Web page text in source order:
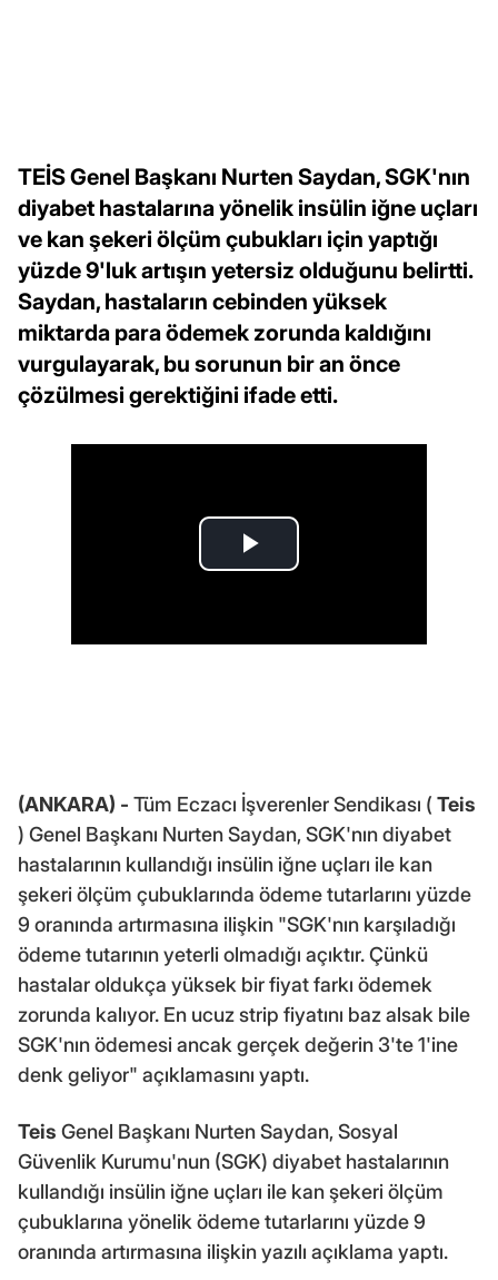
TEİS Genel Başkanı Nurten Saydan, SGK'nın
diyabet hastalarına yönelik insülin iğne uçları
ve kan şekeri ölçüm çubukları için yaptığı
yüzde 9'luk artışın yetersiz olduğunu belirtti.
Saydan, hastaların cebinden yüksek
miktarda para ödemek zorunda kaldığını
vurgulayarak, bu sorunun bir an önce
çözülmesi gerektiğini ifade etti.
(ANKARA) - Tüm Eczacı İşverenler Sendikası ( Teis
) Genel Başkanı Nurten Saydan, SGK'nın diyabet
hastalarının kullandığı insülin iğne uçları ile kan
şekeri ölçüm çubuklarında ödeme tutarlarını yüzde
9 oranında artırmasına ilişkin "SGK'nın karşıladığı
ödeme tutarının yeterli olmadığı açıktır. Çünkü
hastalar oldukça yüksek bir fiyat farkı ödemek
zorunda kalıyor. En ucuz strip fiyatını baz alsak bile
SGK'nın ödemesi ancak gerçek değerin 3'te 1'ine
denk geliyor" açıklamasını yaptı.
Teis Genel Başkanı Nurten Saydan, Sosyal
Güvenlik Kurumu'nun (SGK) diyabet hastalarının
kullandığı insülin iğne uçları ile kan şekeri ölçüm
çubuklarına yönelik ödeme tutarlarını yüzde 9
oranında artırmasına ilişkin yazılı açıklama yaptı.